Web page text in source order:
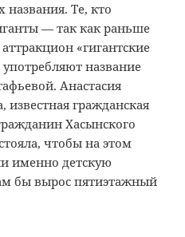
названия. Те, кто
— так как раньше
«гигантские
название
Анастасия
гражданская
Хасынского
чтобы на этом
именно детскую
бы вырос пятиэтажный